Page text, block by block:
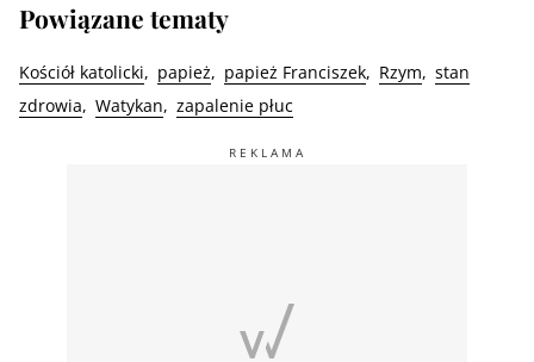
Powiązane tematy
Kościół katolicki papież papież Franciszek Rzym
stan
zdrowia
Watykan zapalenie płuc